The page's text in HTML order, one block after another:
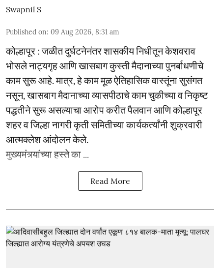
Swapnil S
Published on: 09 Aug 2026, 8:31 am
कोल्हापूर : जळीत दुर्घटनेनंतर शासकीय निधीतून केशवराव
भोसले नाट्यगृह आणि खासबाग कुस्ती मैदानाच्या पुनर्बाधणीचे
काम सुरू आहे. मात्र, हे काम मूळ ऐतिहासिक वास्तूंना सुसंगत
नसून, खासबाग मैदानाच्या व्यासपीठाचे काम चुकीच्या व निकृष्ट
पद्धतीने सुरू असल्याचा आरोप करीत पैलवान आणि कोल्हापूर
शहर व जिल्हा नागरी कृती समितीच्या कार्यकर्त्यांनी शुक्रवारी
आत्मक्लेश आंदोलन केले.
मुख्यमंत्र्यांच्या हस्ते का ...
Read More